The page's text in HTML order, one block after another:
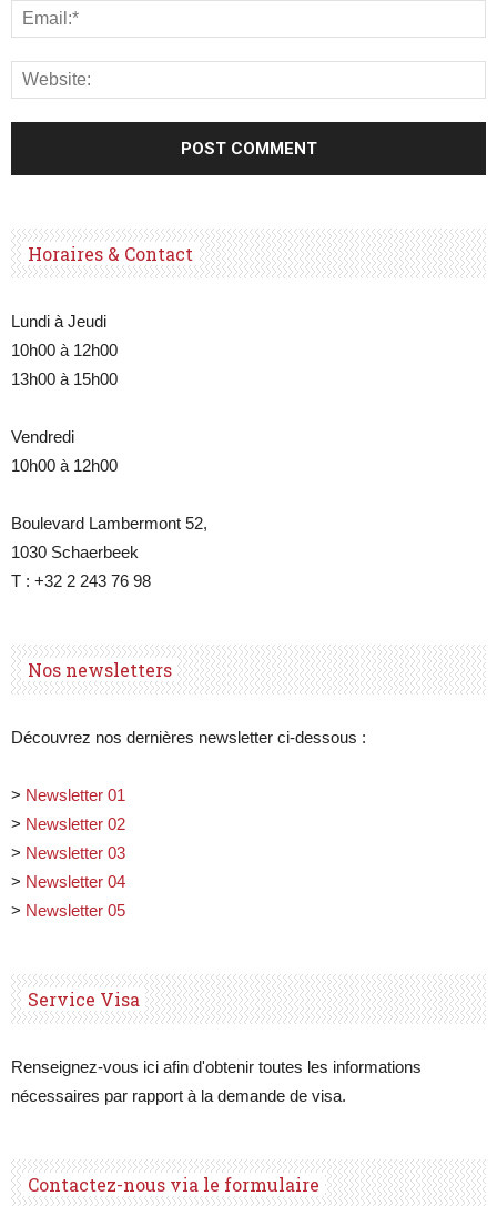
Horaires & Contact
Lundi à Jeudi
10h00 à 12h00
13h00 à 15h00
Vendredi
10h00 à 12h00
Boulevard Lambermont 52,
1030 Schaerbeek
T : +32 2 243 76 98
Nos newsletters
Découvrez nos dernières newsletter ci-dessous :
> Newsletter 01
> Newsletter 02
> Newsletter 03
> Newsletter 04
> Newsletter 05
Service Visa
Renseignez-vous ici afin d'obtenir toutes les informations
nécessaires par rapport à la demande de visa.
Contactez-nous via le formulaire